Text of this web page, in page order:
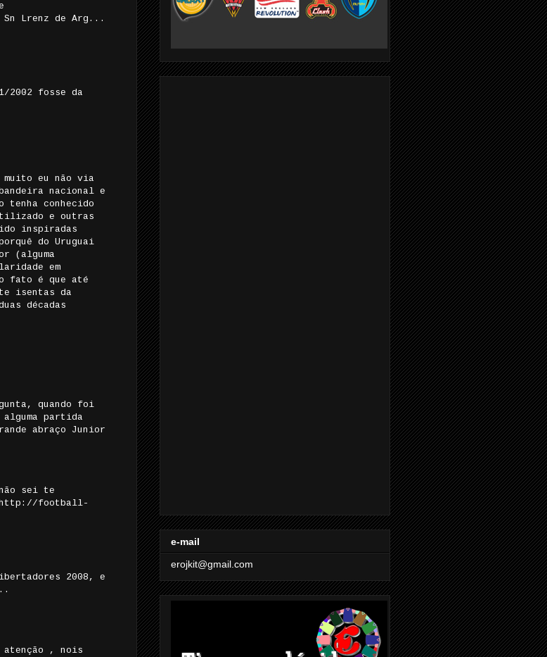
Sn Lrenz de Arg...
2002 fosse da
eu não via
nacional e
tenha conhecido
e outras
inspiradas
do Uruguai
(alguma
em
fato é que até
isentas da
décadas
quando foi
partida
abraço Junior
sei te
http://football-
2008, e
atenção , nois
e-mail
erojkit@gmail.com